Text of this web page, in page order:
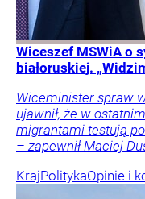
Wiceszef MSWiA o
białoruskiej.
Wiceminister spraw
ujawnił, że w
migrantami testują
– zapewnił Maciej
KrajPolitykaOpinie i